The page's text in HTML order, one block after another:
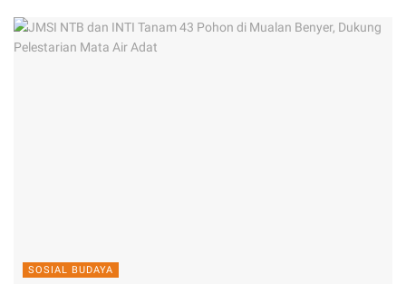
SOSIAL BUDAYA